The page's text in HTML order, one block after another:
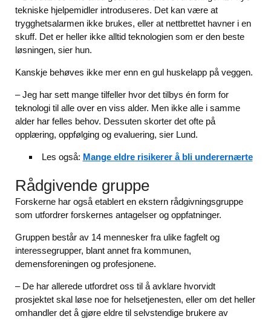
tekniske hjelpemidler introduseres. Det kan være at
trygghetsalarmen ikke brukes, eller at nettbrettet havner i en
skuff. Det er heller ikke alltid teknologien som er den beste
løsningen, sier hun.
Kanskje behøves ikke mer enn en gul huskelapp på veggen.
– Jeg har sett mange tilfeller hvor det tilbys én form for
teknologi til alle over en viss alder. Men ikke alle i samme
alder har felles behov. Dessuten skorter det ofte på
opplæring, oppfølging og evaluering, sier Lund.
Les også: Mange eldre risikerer å bli underernærte
Rådgivende gruppe
Forskerne har også etablert en ekstern rådgivningsgruppe
som utfordrer forskernes antagelser og oppfatninger.
Gruppen består av 14 mennesker fra ulike fagfelt og
interessegrupper, blant annet fra kommunen,
demensforeningen og profesjonene.
– De har allerede utfordret oss til å avklare hvorvidt
prosjektet skal løse noe for helsetjenesten, eller om det heller
omhandler det å gjøre eldre til selvstendige brukere av